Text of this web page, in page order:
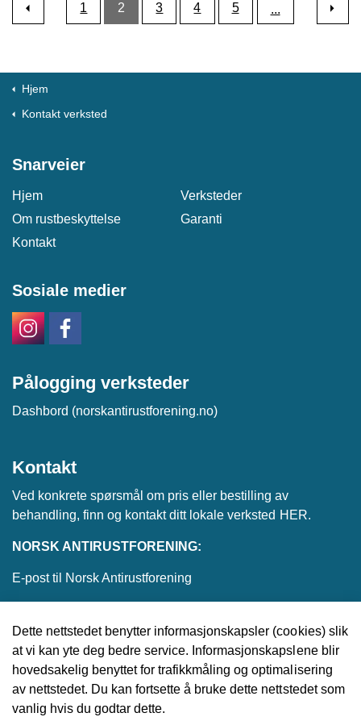
1 2 3 4 5 ...
Hjem
Kontakt verksted
Snarveier
Hjem
Verksteder
Om rustbeskyttelse
Garanti
Kontakt
Sosiale medier
Pålogging verksteder
Dashbord (norskantirustforening.no)
Kontakt
Ved konkrete spørsmål om pris eller bestilling av
behandling, finn og kontakt ditt lokale verksted HER.
NORSK ANTIRUSTFORENING:
E-post til Norsk Antirustforening
© 2026 Norsk Antirustforening
Utviklet avUpday
Dette nettstedet benytter informasjonskapsler (cookies) slik
at vi kan yte deg bedre service. Informasjonskapslene blir
hovedsakelig benyttet for trafikkmåling og optimalisering
av nettstedet. Du kan fortsette å bruke dette nettstedet som
vanlig hvis du godtar dette.